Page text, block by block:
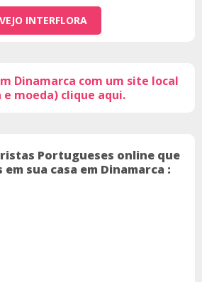
VEJO INTERFLORA
Dinamarca com um site local
e moeda) clique aqui.
Portugueses online que
sua casa em Dinamarca :